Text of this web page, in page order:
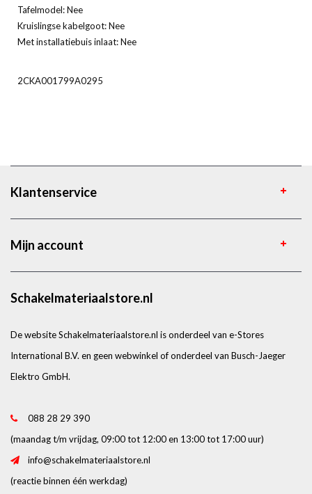
Tafelmodel: Nee
Kruislingse kabelgoot: Nee
Met installatiebuis inlaat: Nee
2CKA001799A0295
Klantenservice
Mijn account
Schakelmateriaalstore.nl
De website Schakelmateriaalstore.nl is onderdeel van e-Stores
International B.V. en geen webwinkel of onderdeel van Busch-Jaeger
Elektro GmbH.
088 28 29 390
(maandag t/m vrijdag, 09:00 tot 12:00 en 13:00 tot 17:00 uur)
info@schakelmateriaalstore.nl
(reactie binnen één werkdag)